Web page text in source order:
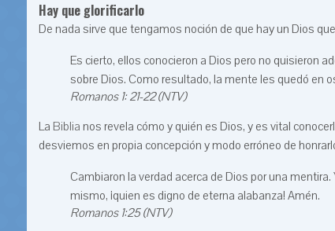
Hay que glorificarlo
De nada sirve que tengamos noción de que hay un Dios
Es cierto, ellos conocieron a Dios pero no quisieron
sobre Dios. Como resultado, la mente les quedó en
Romanos 1: 21-22 (NTV)
La Biblia nos revela cómo y quién es Dios, y es vital
desviemos en propia concepción y modo erróneo de
Cambiaron la verdad acerca de Dios por una
mismo, ¡quien es digno de eterna alabanza! Amén.
Romanos 1:25 (NTV)